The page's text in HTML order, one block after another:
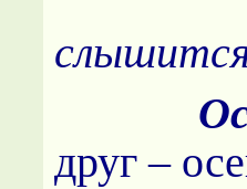
друг –